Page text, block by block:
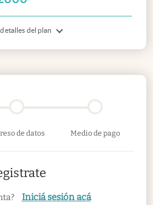
del plan
de datos Medio de pago
Iniciá sesión acá